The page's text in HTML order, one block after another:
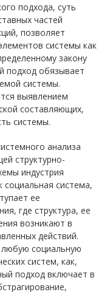
подхода, суть
частей
позволяет
системы как
закону
подход обязывает
системы.
выявлением
составляющих,
системы.
анализа
структурно-
индустрия
социальная система,
ее
где структура, ее
возникают в
действий.
любую социальную
систем, как,
подход включает в